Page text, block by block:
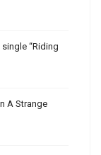
“Riding
A Strange